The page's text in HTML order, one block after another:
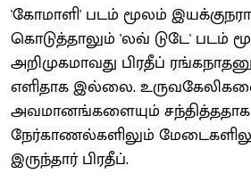
'கோமாளி' படம் மூலம்
கொடுத்தாலும் 'லவ் டுடே' படம்
அறிமுகமாவது பிரதீப்
எளிதாக இல்லை.
அவமானங்களையும் சந்தித்ததாக
நேர்காணல்களிலும்
இருந்தார் பிரதீப்.